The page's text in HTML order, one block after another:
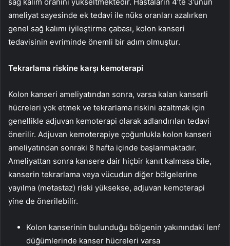
ameliyat sayesinde ek tedavi ile nüks oranları azalırken
genel sağ kalımı iyileştirme çabası, kolon kanseri
tedavisinin evriminde önemli bir adım olmuştur.
Tekrarlama riskine karşı kemoterapi
Kolon kanseri ameliyatından sonra, varsa kalan kanserli
hücreleri yok etmek ve tekrarlama riskini azaltmak için
genellikle adjuvan kemoterapi olarak adlandırılan tedavi
önerilir. Adjuvan kemoterapiye çoğunlukla kolon kanseri
ameliyatından sonraki 8 hafta içinde başlanmaktadır.
Ameliyattan sonra kansere dair hiçbir kanıt kalmasa bile,
kanserin tekrarlama veya vücudun diğer bölgelerine
yayılma (metastaz) riski yüksekse, adjuvan kemoterapi
yine de önerilebilir.
Kolon kanserinin bulunduğu bölgenin yakınındaki lenf
düğümlerinde kanser hücreleri varsa